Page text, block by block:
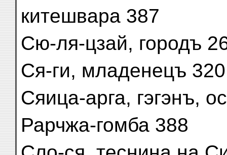
китешвара 387
Сю-ля-цзай, городъ
Ся-ги, младенецъ 320
Сяица-арга, гэгэнъ,
Рарчжа-гомба 388